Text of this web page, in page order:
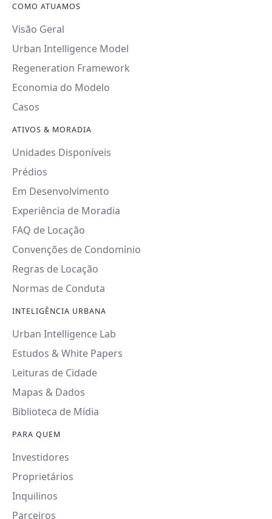
COMO ATUAMOS
Visão Geral
Urban Intelligence Model
Regeneration Framework
Economia do Modelo
Casos
ATIVOS & MORADIA
Unidades Disponíveis
Prédios
Em Desenvolvimento
Experiência de Moradia
FAQ de Locação
Convenções de Condomínio
Regras de Locação
Normas de Conduta
INTELIGÊNCIA URBANA
Urban Intelligence Lab
Estudos & White Papers
Leituras de Cidade
Mapas & Dados
Biblioteca de Mídia
PARA QUEM
Investidores
Proprietários
Inquilinos
Parceiros